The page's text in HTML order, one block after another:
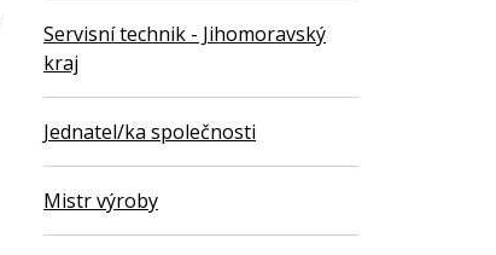
Servisní technik - Jihomoravský
kraj
Jednatel/ka společnosti
Mistr výroby